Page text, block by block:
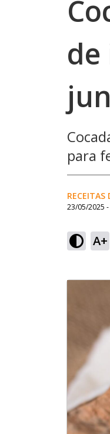
para
RECEITAS
23/05/2025
A+